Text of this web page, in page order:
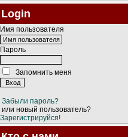
Login
Имя пользователя
Пароль
Запомнить меня
Забыли пароль?
или новый пользователь?
Зарегистрируйся!